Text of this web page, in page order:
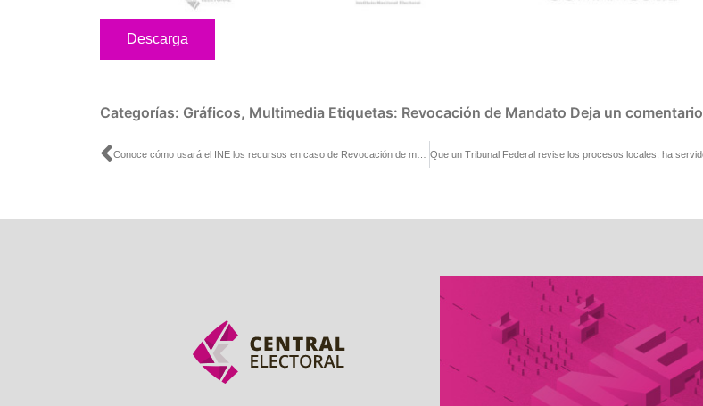
Descarga
Categorías: Gráficos, Multimedia Etiquetas: Revocación de Mandato Deja un comentario
Ant